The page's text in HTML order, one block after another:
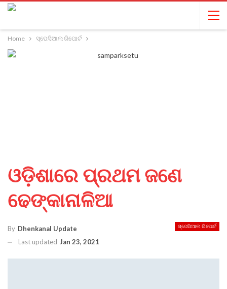
Home ସ୍ପେସିଆଲ ରିପୋର୍ଟ
ଓଡ଼ିଶାରେ ପ୍ରଥମ ଜଣେ
ଢେଙ୍କାନାଳିଆ
ସ୍ପେସିଆଲ ରିପୋର୍ଟ
By Dhenkanal Update
Last updated Jan 23, 2021